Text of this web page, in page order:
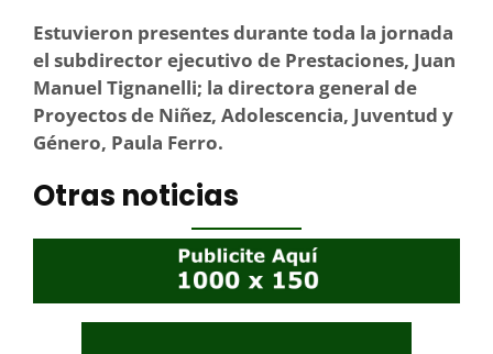
Estuvieron presentes durante toda la jornada
el subdirector ejecutivo de Prestaciones, Juan
Manuel Tignanelli; la directora general de
Proyectos de Niñez, Adolescencia, Juventud y
Género, Paula Ferro.
Otras noticias